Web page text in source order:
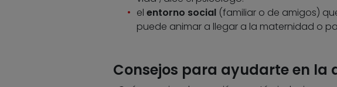
el entorno social(familiar o de amigos)
puede animar a llegar a la maternidad o
Consejos para ayudarte en la